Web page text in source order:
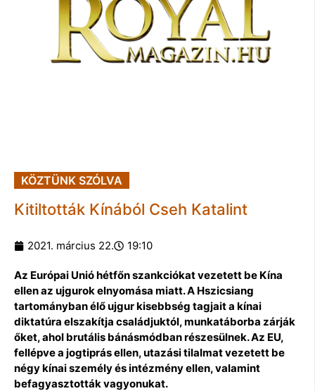
KÖZTÜNK SZÓLVA
Kitiltották Kínából Cseh Katalint
2021. március 22. 19:10
Az Európai Unió hétfőn szankciókat vezetett be Kína
ellen az ujgurok elnyomása miatt. A Hszicsiang
tartományban élő ujgur kisebbség tagjait a kínai
diktatúra elszakítja családjuktól, munkatáborba zárják
őket, ahol brutális bánásmódban részesülnek. Az EU,
fellépve a jogtiprás ellen, utazási tilalmat vezetett be
négy kínai személy és intézmény ellen, valamint
befagyasztották vagyonukat.